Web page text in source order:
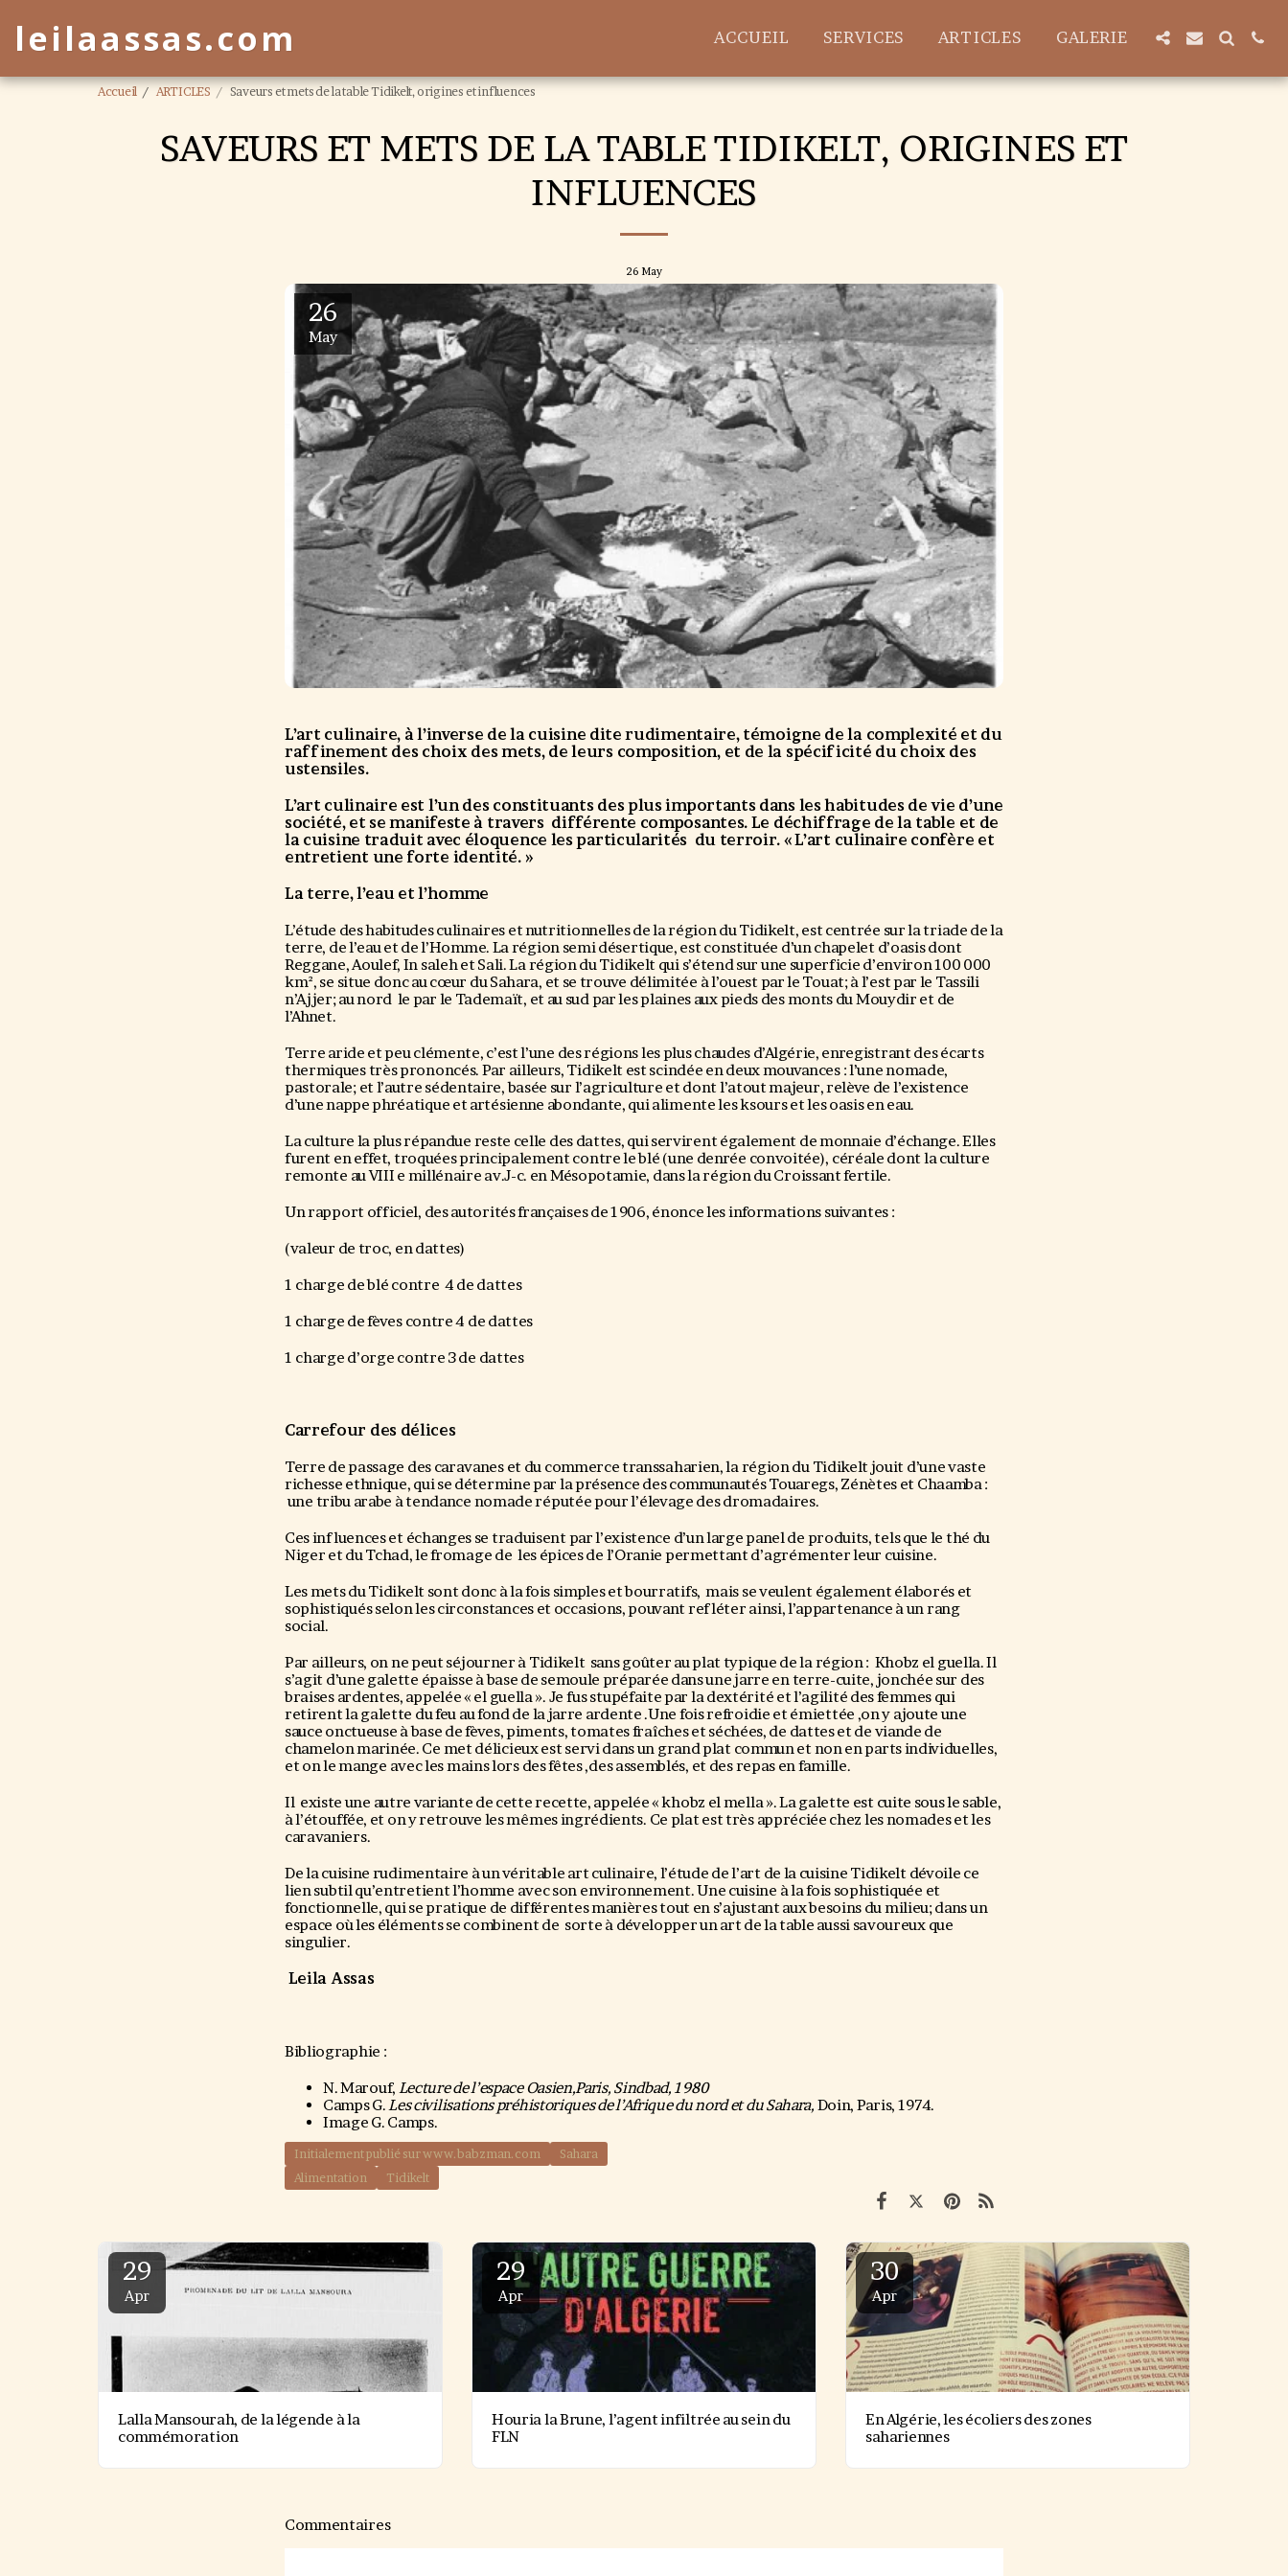
leilaassas.com ACCUEIL SERVICES ARTICLES GALERIE
Accueil ARTICLES Saveurs et mets de la table Tidikelt, origines et influences
SAVEURS ET METS DE LA TABLE TIDIKELT, ORIGINES ET
INFLUENCES
26 May
26
May
L’art culinaire, à l’inverse de la cuisine dite rudimentaire, témoigne de la complexité et du
raffinement des choix des mets, de leurs composition, et de la spécificité du choix des
ustensiles.
L’art culinaire est l’un des constituants des plus importants dans les habitudes de vie d’une
société, et se manifeste à travers différente composantes. Le déchiffrage de la table et de
la cuisine traduit avec éloquence les particularités du terroir. « L’art culinaire confère et
entretient une forte identité. »
La terre, l’eau et l’homme
L’étude des habitudes culinaires et nutritionnelles de la région du Tidikelt, est centrée sur la triade de la
terre, de l’eau et de l’Homme. La région semi désertique, est constituée d’un chapelet d’oasis dont
Reggane, Aoulef, In saleh et Sali. La région du Tidikelt qui s’étend sur une superficie d’environ 100 000
km², se situe donc au cœur du Sahara, et se trouve délimitée à l’ouest par le Touat; à l’est par le Tassili
n’Ajjer; au nord le par le Tademaït, et au sud par les plaines aux pieds des monts du Mouydir et de
l’Ahnet.
Terre aride et peu clémente, c’est l’une des régions les plus chaudes d’Algérie, enregistrant des écarts
thermiques très prononcés. Par ailleurs, Tidikelt est scindée en deux mouvances : l’une nomade,
pastorale; et l’autre sédentaire, basée sur l’agriculture et dont l’atout majeur, relève de l’existence
d’une nappe phréatique et artésienne abondante, qui alimente les ksours et les oasis en eau.
La culture la plus répandue reste celle des dattes, qui servirent également de monnaie d’échange. Elles
furent en effet, troquées principalement contre le blé (une denrée convoitée), céréale dont la culture
remonte au VIII e millénaire av.J-c. en Mésopotamie, dans la région du Croissant fertile.
Un rapport officiel, des autorités françaises de 1906, énonce les informations suivantes :
(valeur de troc, en dattes)
1 charge de blé contre 4 de dattes
1 charge de fèves contre 4 de dattes
1 charge d’orge contre 3 de dattes
Carrefour des délices
Terre de passage des caravanes et du commerce transsaharien, la région du Tidikelt jouit d’une vaste
richesse ethnique, qui se détermine par la présence des communautés Touaregs, Zénètes et Chaamba :
une tribu arabe à tendance nomade réputée pour l’élevage des dromadaires.
Ces influences et échanges se traduisent par l’existence d’un large panel de produits, tels que le thé du
Niger et du Tchad, le fromage de les épices de l’Oranie permettant d’agrémenter leur cuisine.
Les mets du Tidikelt sont donc à la fois simples et bourratifs, mais se veulent également élaborés et
sophistiqués selon les circonstances et occasions, pouvant refléter ainsi, l’appartenance à un rang
social.
Par ailleurs, on ne peut séjourner à Tidikelt sans goûter au plat typique de la région : Khobz el guella. Il
s’agit d’une galette épaisse à base de semoule préparée dans une jarre en terre-cuite, jonchée sur des
braises ardentes, appelée « el guella ». Je fus stupéfaite par la dextérité et l’agilité des femmes qui
retirent la galette du feu au fond de la jarre ardente .Une fois refroidie et émiettée ,on y ajoute une
sauce onctueuse à base de fèves, piments, tomates fraîches et séchées, de dattes et de viande de
chamelon marinée. Ce met délicieux est servi dans un grand plat commun et non en parts individuelles,
et on le mange avec les mains lors des fêtes ,des assemblés, et des repas en famille.
Il existe une autre variante de cette recette, appelée « khobz el mella ». La galette est cuite sous le sable,
à l’étouffée, et on y retrouve les mêmes ingrédients. Ce plat est très appréciée chez les nomades et les
caravaniers.
De la cuisine rudimentaire à un véritable art culinaire, l’étude de l’art de la cuisine Tidikelt dévoile ce
lien subtil qu’entretient l’homme avec son environnement. Une cuisine à la fois sophistiquée et
fonctionnelle, qui se pratique de différentes manières tout en s’ajustant aux besoins du milieu; dans un
espace où les éléments se combinent de sorte à développer un art de la table aussi savoureux que
singulier.
Leila Assas
Bibliographie :
N. Marouf, Lecture de l’espace Oasien,Paris, Sindbad, 1980
Camps G. Les civilisations préhistoriques de l’Afrique du nord et du Sahara, Doin, Paris, 1974.
Image G. Camps.
Initialement publié sur www.babzman.com
Sahara
Alimentation
Tidikelt
29
Apr
Lalla Mansourah, de la légende à la
commémoration
29
Apr
Houria la Brune, l’agent infiltrée au sein du
FLN
30
Apr
En Algérie, les écoliers des zones
sahariennes
Commentaires